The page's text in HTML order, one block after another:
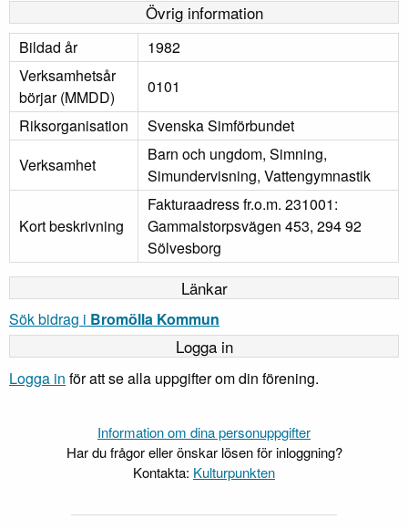
Övrig information
Bildad år
1982
Verksamhetsår
börjar (MMDD)
0101
Riksorganisation
Svenska Simförbundet
Verksamhet
Barn och ungdom, Simning,
Simundervisning, Vattengymnastik
Kort beskrivning
Fakturaadress fr.o.m. 231001:
Gammalstorpsvägen 453, 294 92
Sölvesborg
Länkar
Sök bidrag i Bromölla Kommun
Logga in
Logga in för att se alla uppgifter om din förening.
Information om dina personuppgifter
Har du frågor eller önskar lösen för inloggning?
Kontakta: Kulturpunkten